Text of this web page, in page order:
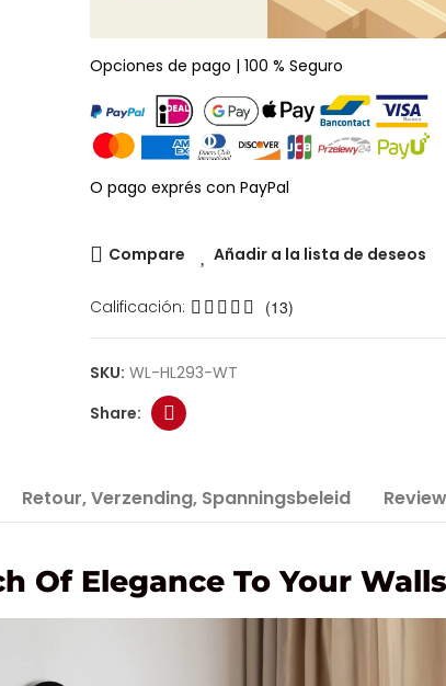
Opciones de pago | 100 % Seguro
O pago exprés con PayPal
Compare Añadir a la lista de deseos
Calificación: (13)
SKU: WL-HL293-WT
Retour, Verzending, Spanningsbeleid
Of Elegance To Your